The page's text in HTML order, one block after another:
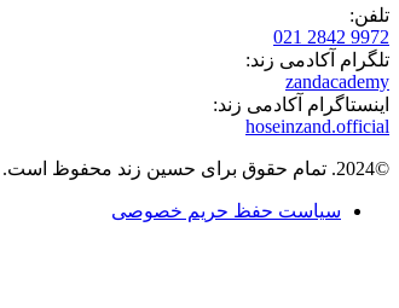
تلفن:
9972 2842 021
تلگرام آکادمی زند:
zandacademy
اینستاگرام آکادمی زند:
hoseinzand.official
©2024. تمام حقوق برای حسین زند محفوظ است. طراحی، توسعه و پیاده سازی
سیاست حفظ حریم خصوصی